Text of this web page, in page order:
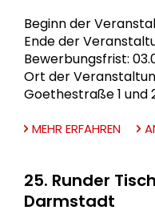
Beginn der
Ende der
Bewerbungsfrist:
Ort der
Goethestraße 1 und
MEHR ERFAHREN
25. Runder
Darmstadt